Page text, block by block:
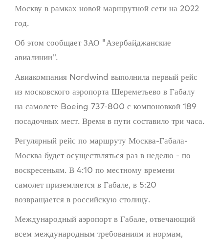
Москву в рамках новой маршрутной сети на 2022
год.
Об этом сообщает ЗАО "Азербайджанские
авиалинии".
Авиакомпания Nordwind выполнила первый рейс
из московского аэропорта Шереметьево в Габалу
на самолете Boeing 737-800 с компоновкой 189
посадочных мест. Время в пути составило три часа.
Регулярный рейс по маршруту Москва-Габала-
Москва будет осуществляться раз в неделю - по
воскресеньям. В 4:10 по местному времени
самолет приземляется в Габале, в 5:20
возвращается в российскую столицу.
Международный аэропорт в Габале, отвечающий
всем международным требованиям и нормам,